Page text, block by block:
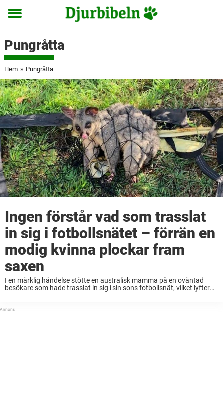
Toggle
Pungråtta
Hem » Pungråtta
Ingen förstår vad som trasslat
in sig i fotbollsnätet – förrän en
modig kvinna plockar fram
saxen
I en märklig händelse stötte en australisk mamma på en oväntad
besökare som hade trasslat in sig i sin sons fotbollsnät, vilket lyfter